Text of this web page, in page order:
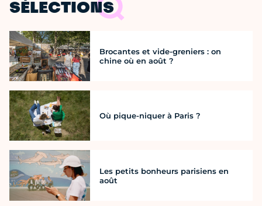
SÉLECTIONS
Brocantes et vide-greniers : on
chine où en août ?
Où pique-niquer à Paris ?
Les petits bonheurs parisiens en
août